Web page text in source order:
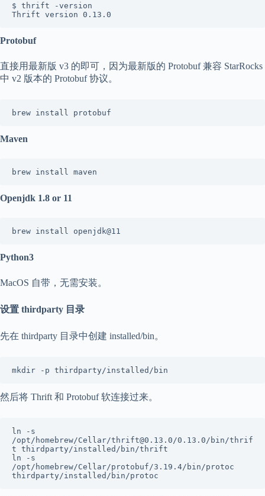
$ thrift -version
Thrift version 0.13.0
Protobuf
直接用最新版 v3 的即可，因为最新版的 Protobuf 兼容 StarRocks
中 v2 版本的 Protobuf 协议。
brew install protobuf
Maven
brew install maven
Openjdk 1.8 or 11
brew install openjdk@11
Python3
MacOS 自带，无需安装。
设置 thirdparty 目录
先在 thirdparty 目录中创建 installed/bin。
mkdir -p thirdparty/installed/bin
然后将 Thrift 和 Protobuf 软连接过来。
ln -s
/opt/homebrew/Cellar/thrift@0.13.0/0.13.0/bin/thrif
t thirdparty/installed/bin/thrift
ln -s
/opt/homebrew/Cellar/protobuf/3.19.4/bin/protoc
thirdparty/installed/bin/protoc